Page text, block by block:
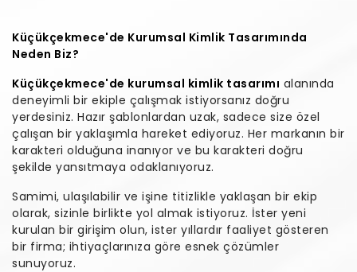
Küçükçekmece'de Kurumsal Kimlik Tasarımında
Neden Biz?
Küçükçekmece'de kurumsal kimlik tasarımı alanında
deneyimli bir ekiple çalışmak istiyorsanız doğru
yerdesiniz. Hazır şablonlardan uzak, sadece size özel
çalışan bir yaklaşımla hareket ediyoruz. Her markanın bir
karakteri olduğuna inanıyor ve bu karakteri doğru
şekilde yansıtmaya odaklanıyoruz.
Samimi, ulaşılabilir ve işine titizlikle yaklaşan bir ekip
olarak, sizinle birlikte yol almak istiyoruz. İster yeni
kurulan bir girişim olun, ister yıllardır faaliyet gösteren
bir firma; ihtiyaçlarınıza göre esnek çözümler
sunuyoruz.